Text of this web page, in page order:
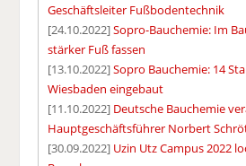
Geschäftsleiter Fußbodentechnik
[24.10.2022]Sopro-Bauchemie: Im
stärker Fuß fassen
[13.10.2022]Sopro Bauchemie: 14
Wiesbaden eingebaut
[11.10.2022] Deutsche Bauchemie
Hauptgeschäftsführer Norbert
[30.09.2022] Uzin Utz Campus 2022